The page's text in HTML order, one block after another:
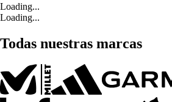
Loading...
Loading...
Todas nuestras marcas